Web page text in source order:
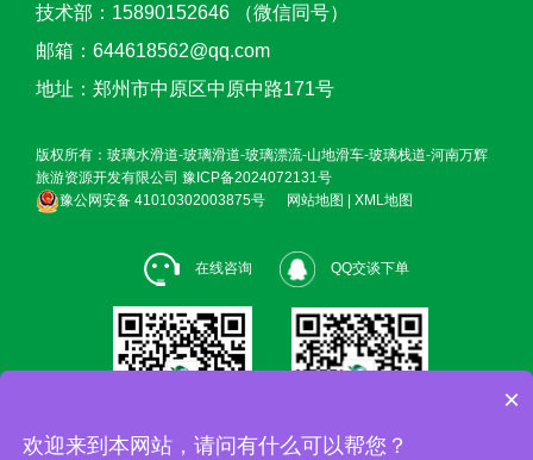
技术部：15890152646 （微信同号）
邮箱：644618562@qq.com
地址：郑州市中原区中原中路171号
版权所有：玻璃水滑道-玻璃滑道-玻璃漂流-山地滑车-玻璃栈道-河南万辉
旅游资源开发有限公司 豫ICP备2024072131号
豫公网安备 41010302003875号
网站地图 | XML地图
在线咨询 QQ交谈下单
×
欢迎来到本网站，请问有什么可以帮您？